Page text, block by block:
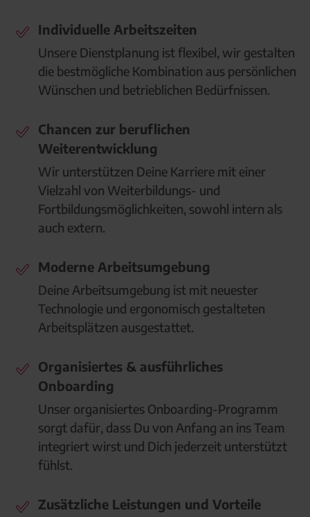
Individuelle Arbeitszeiten
Unsere Dienstplanung ist flexibel, wir gestalten
die bestmögliche Kombination aus persönlichen
Wünschen und betrieblichen Bedürfnissen.
Chancen zur beruflichen
Weiterentwicklung
Wir unterstützen Deine Karriere mit einer
Vielzahl von Weiterbildungs- und
Fortbildungsmöglichkeiten, sowohl intern als
auch extern.
Moderne Arbeitsumgebung
Deine Arbeitsumgebung ist mit neuester
Technologie und ergonomisch gestalteten
Arbeitsplätzen ausgestattet.
Organisiertes & ausführliches
Onboarding
Unser organisiertes Onboarding-Programm
sorgt dafür, dass Du von Anfang an ins Team
integriert wirst und Dich jederzeit unterstützt
fühlst.
Zusätzliche Leistungen und Vorteile